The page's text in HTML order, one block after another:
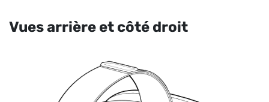
Vues arrière et côté droit